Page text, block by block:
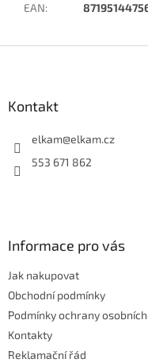
EAN:
Kontakt
elkam@elkam.cz
553 671 862
Informace pro vás
Jak nakupovat
Obchodní podmínky
Podmínky ochrany
Kontakty
Reklamační řád